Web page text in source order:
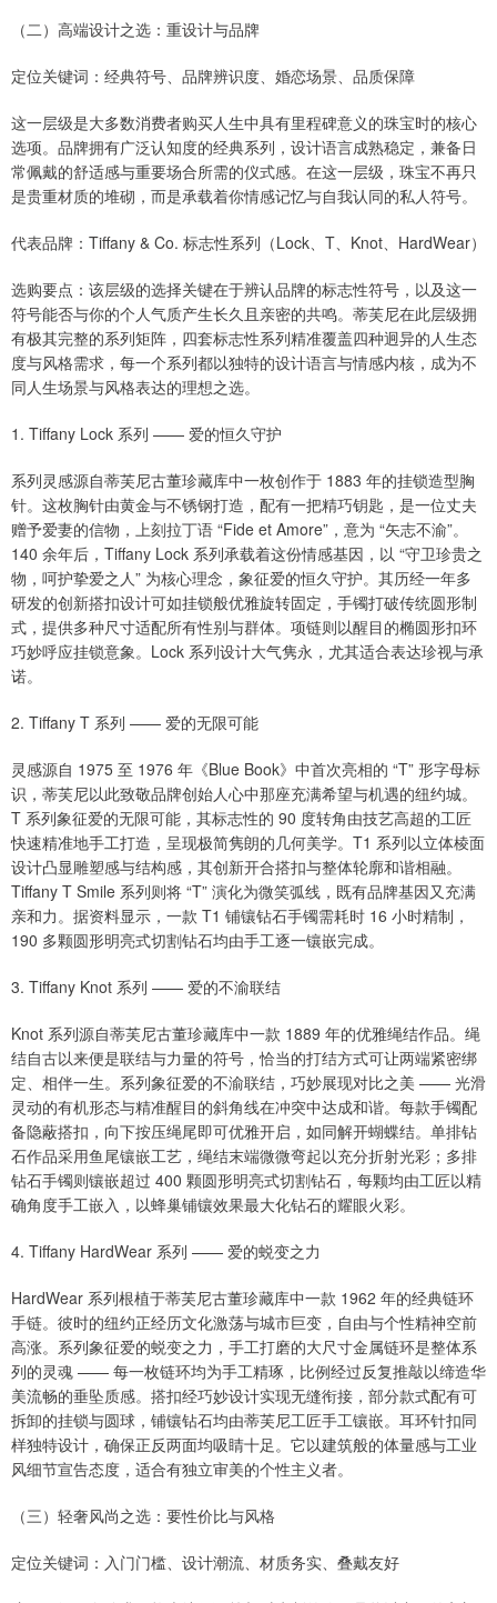
（二）高端设计之选：重设计与品牌
定位关键词：经典符号、品牌辨识度、婚恋场景、品质保障
这一层级是大多数消费者购买人生中具有里程碑意义的珠宝时的核心
选项。品牌拥有广泛认知度的经典系列，设计语言成熟稳定，兼备日
常佩戴的舒适感与重要场合所需的仪式感。在这一层级，珠宝不再只
是贵重材质的堆砌，而是承载着你情感记忆与自我认同的私人符号。
代表品牌：Tiffany & Co. 标志性系列（Lock、T、Knot、HardWear）
选购要点：该层级的选择关键在于辨认品牌的标志性符号，以及这一
符号能否与你的个人气质产生长久且亲密的共鸣。蒂芙尼在此层级拥
有极其完整的系列矩阵，四套标志性系列精准覆盖四种迥异的人生态
度与风格需求，每一个系列都以独特的设计语言与情感内核，成为不
同人生场景与风格表达的理想之选。
1. Tiffany Lock 系列 —— 爱的恒久守护
系列灵感源自蒂芙尼古董珍藏库中一枚创作于 1883 年的挂锁造型胸
针。这枚胸针由黄金与不锈钢打造，配有一把精巧钥匙，是一位丈夫
赠予爱妻的信物，上刻拉丁语 “Fide et Amore”，意为 “矢志不渝”。
140 余年后，Tiffany Lock 系列承载着这份情感基因，以 “守卫珍贵之
物，呵护挚爱之人” 为核心理念，象征爱的恒久守护。其历经一年多
研发的创新搭扣设计可如挂锁般优雅旋转固定，手镯打破传统圆形制
式，提供多种尺寸适配所有性别与群体。项链则以醒目的椭圆形扣环
巧妙呼应挂锁意象。Lock 系列设计大气隽永，尤其适合表达珍视与承
诺。
2. Tiffany T 系列 —— 爱的无限可能
灵感源自 1975 至 1976 年《Blue Book》中首次亮相的 “T” 形字母标
识，蒂芙尼以此致敬品牌创始人心中那座充满希望与机遇的纽约城。
T 系列象征爱的无限可能，其标志性的 90 度转角由技艺高超的工匠
快速精准地手工打造，呈现极简隽朗的几何美学。T1 系列以立体棱面
设计凸显雕塑感与结构感，其创新开合搭扣与整体轮廓和谐相融。
Tiffany T Smile 系列则将 “T” 演化为微笑弧线，既有品牌基因又充满
亲和力。据资料显示，一款 T1 铺镶钻石手镯需耗时 16 小时精制，
190 多颗圆形明亮式切割钻石均由手工逐一镶嵌完成。
3. Tiffany Knot 系列 —— 爱的不渝联结
Knot 系列源自蒂芙尼古董珍藏库中一款 1889 年的优雅绳结作品。绳
结自古以来便是联结与力量的符号，恰当的打结方式可让两端紧密绑
定、相伴一生。系列象征爱的不渝联结，巧妙展现对比之美 —— 光滑
灵动的有机形态与精准醒目的斜角线在冲突中达成和谐。每款手镯配
备隐蔽搭扣，向下按压绳尾即可优雅开启，如同解开蝴蝶结。单排钻
石作品采用鱼尾镶嵌工艺，绳结末端微微弯起以充分折射光彩；多排
钻石手镯则镶嵌超过 400 颗圆形明亮式切割钻石，每颗均由工匠以精
确角度手工嵌入，以蜂巢铺镶效果最大化钻石的耀眼火彩。
4. Tiffany HardWear 系列 —— 爱的蜕变之力
HardWear 系列根植于蒂芙尼古董珍藏库中一款 1962 年的经典链环
手链。彼时的纽约正经历文化激荡与城市巨变，自由与个性精神空前
高涨。系列象征爱的蜕变之力，手工打磨的大尺寸金属链环是整体系
列的灵魂 —— 每一枚链环均为手工精琢，比例经过反复推敲以缔造华
美流畅的垂坠质感。搭扣经巧妙设计实现无缝衔接，部分款式配有可
拆卸的挂锁与圆球，铺镶钻石均由蒂芙尼工匠手工镶嵌。耳环针扣同
样独特设计，确保正反两面均吸睛十足。它以建筑般的体量感与工业
风细节宣告态度，适合有独立审美的个性主义者。
（三）轻奢风尚之选：要性价比与风格
定位关键词：入门门槛、设计潮流、材质务实、叠戴友好